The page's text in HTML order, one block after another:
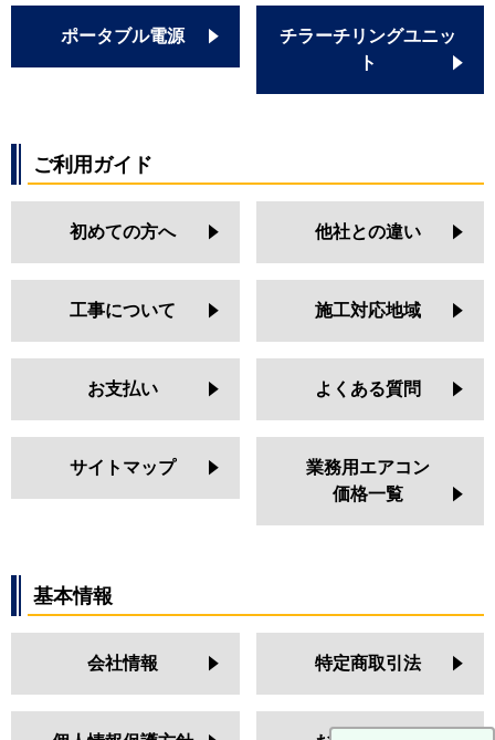
ポータブル電源
チラーチリングユニッ
ト
ご利用ガイド
初めての方へ 他社との違い
工事について 施工対応地域
お支払い よくある質問
サイトマップ
業務用エアコン
価格一覧
基本情報
会社情報 特定商取引法